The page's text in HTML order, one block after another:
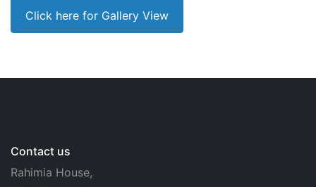
Click here for Gallery View
Contact us
Rahimia House,